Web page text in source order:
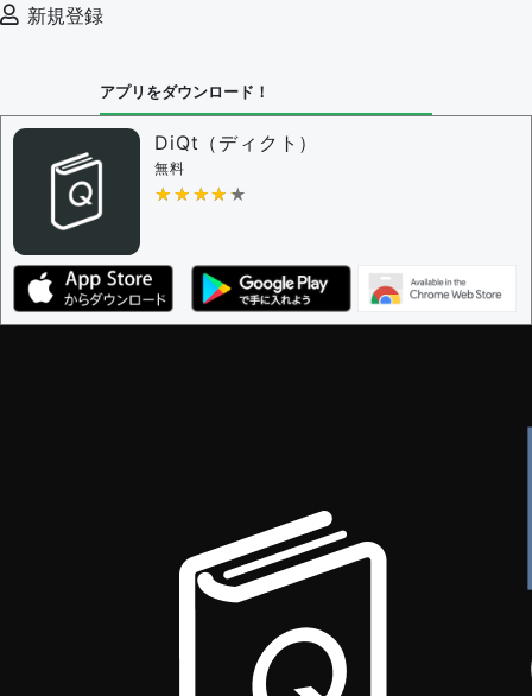
新規登録
アプリをダウンロード！
DiQt（ディクト）
無料
★★★★★
★★★★★